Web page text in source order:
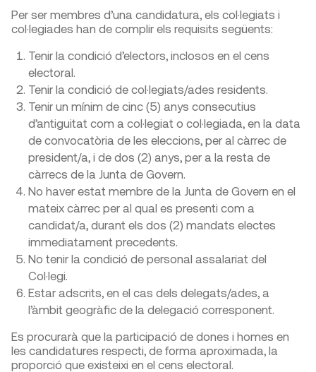
Per ser membres d’una candidatura, els col·legiats i
col·legiades han de complir els requisits següents:
Tenir la condició d’electors, inclosos en el cens
electoral.
Tenir la condició de col·legiats/ades residents.
Tenir un mínim de cinc (5) anys consecutius
d’antiguitat com a col·legiat o col·legiada, en la data
de convocatòria de les eleccions, per al càrrec de
president/a, i de dos (2) anys, per a la resta de
càrrecs de la Junta de Govern.
No haver estat membre de la Junta de Govern en el
mateix càrrec per al qual es presenti com a
candidat/a, durant els dos (2) mandats electes
immediatament precedents.
No tenir la condició de personal assalariat del
Col·legi.
Estar adscrits, en el cas dels delegats/ades, a
l’àmbit geogràfic de la delegació corresponent.
Es procurarà que la participació de dones i homes en
les candidatures respecti, de forma aproximada, la
proporció que existeixi en el cens electoral.